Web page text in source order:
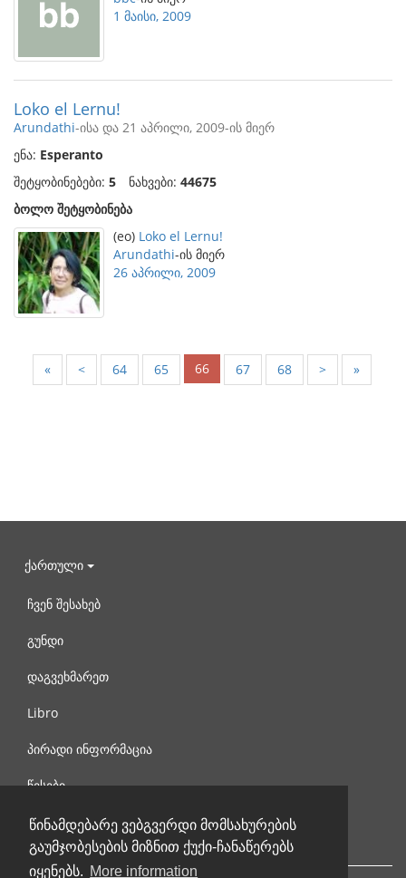
წინამდებარე ვებგვერდი მომსახურების
გაუმჯობესების მიზნით ქუქი-ჩანაწერებს
იყენებს. More information
1 მაისი, 2009
Loko el Lernu!
Arundathi-ისა და 21 აპრილი, 2009-ის მიერ
ენა: Esperanto
შეტყობინებები: 5 ნახვები: 44675
ბოლო შეტყობინება
(eo) Loko el Lernu!
Arundathi-ის მიერ
26 აპრილი, 2009
« < 64 65 66 67 68 > »
ქართული
ჩვენ შესახებ
გუნდი
დაგვეხმარეთ
Libro
პირადი ინფორმაცია
წესები
დაგვიკავშირდით